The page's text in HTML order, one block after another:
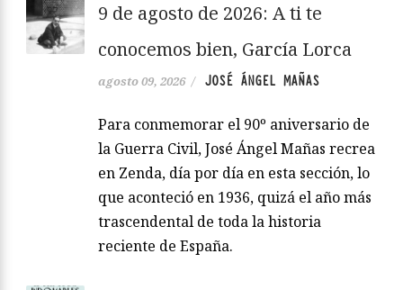
9 de agosto de 2026: A ti te
conocemos bien, García Lorca
agosto 09, 2026 / JOSÉ ÁNGEL MAÑAS
Para conmemorar el 90º aniversario de
la Guerra Civil, José Ángel Mañas recrea
en Zenda, día por día en esta sección, lo
que aconteció en 1936, quizá el año más
trascendental de toda la historia
reciente de España.